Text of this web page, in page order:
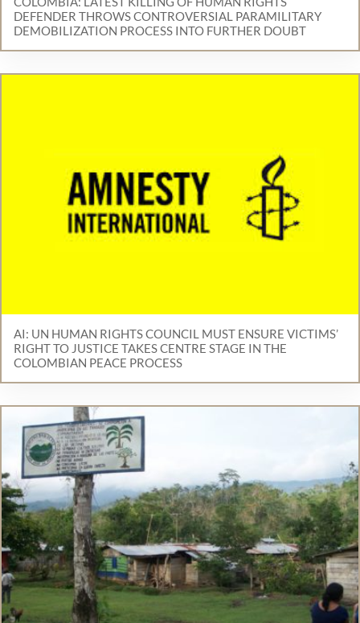
DEFENDER THROWS CONTROVERSIAL PARAMILITARY
DEMOBILIZATION PROCESS INTO FURTHER DOUBT
AI: UN HUMAN RIGHTS COUNCIL MUST ENSURE VICTIMS’
RIGHT TO JUSTICE TAKES CENTRE STAGE IN THE
COLOMBIAN PEACE PROCESS